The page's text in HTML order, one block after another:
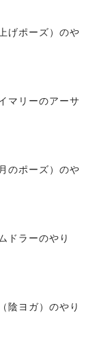
げポーズ）のや
マリーのアーサ
のポーズ）のや
ドラーのやり
陰ヨガ）のやり